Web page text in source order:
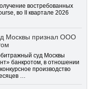
востребованных
во II квартале 2026
Москвы признал ООО
суд Москвы
банкротом, в отношении
производство
…